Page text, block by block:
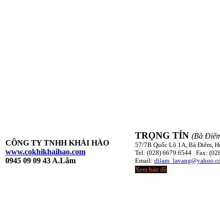
CÔNG TY TNHH KHẢI HÀO
www.cokhikhaihao.com
0945 09 09 43 A.Lâm
TRỌNG TÍN (Bà
57/7B Quốc Lộ 1A, Bà Điểm,
Tel: (028) 6679.6544 Fax:
Email:
Xem bản đồ